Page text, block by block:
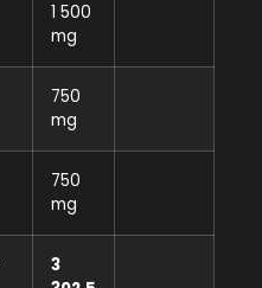
1 500
mg
750
mg
750
mg
3